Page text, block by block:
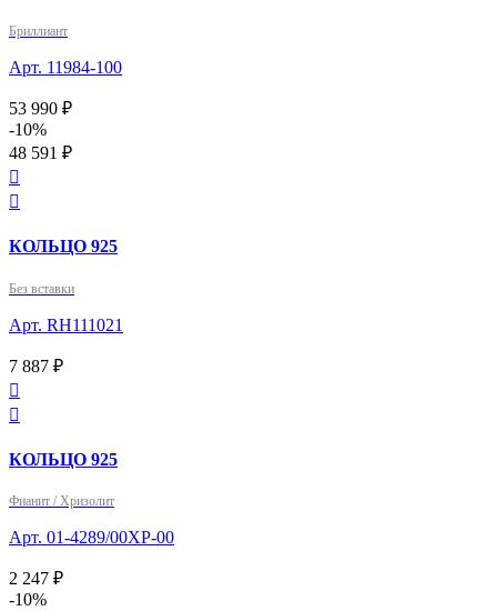
Бриллиант
Арт. 11984-100
53 990 ₽
-10%
48 591 ₽


КОЛЬЦО 925
Без вставки
Арт. RH111021
7 887 ₽


КОЛЬЦО 925
Фианит / Хризолит
Арт. 01-4289/00ХР-00
2 247 ₽
-10%